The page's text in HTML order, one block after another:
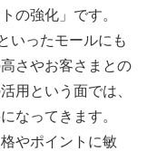
の強化」です。
いったモールにも
さやお客さまとの
用という面では、
なってきます。
やポイントに敏